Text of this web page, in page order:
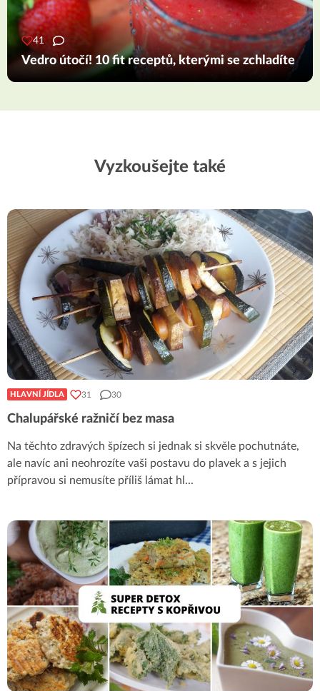
41
Vedro útočí! 10 fit receptů, kterými se zchladíte
Vyzkoušejte také
HLAVNÍ JÍDLA 31 30
Chalupářské ražničí bez masa
Na těchto zdravých špízech si jednak si skvěle pochutnáte,
ale navíc ani neohrozíte vaši postavu do plavek a s jejich
přípravou si nemusíte příliš lámat hl ...